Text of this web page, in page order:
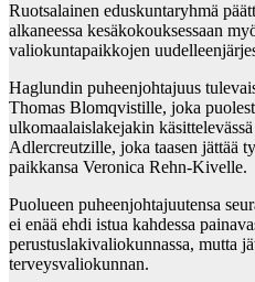
Ruotsalainen eduskuntaryhmä
alkaneessa kesäkokouksessaan
valiokuntapaikkojen
Haglundin puheenjohtajuus
Thomas Blomqvistille, joka
ulkomaalaislakejakin
Adlercreutzille, joka taasen jättää
paikkansa Veronica Rehn-Kivelle.
Puolueen puheenjohtajuutensa
ei enää ehdi istua kahdessa
perustuslakivaliokunnassa, mutta
terveysvaliokunnan.